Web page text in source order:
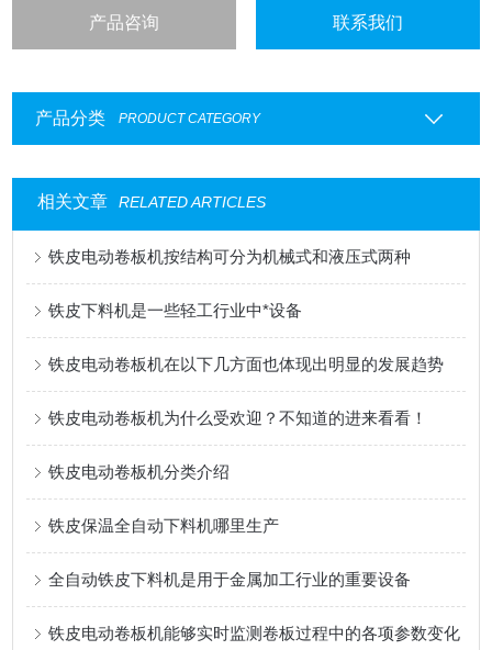
产品咨询 联系我们
产品分类 PRODUCT CATEGORY
相关文章 RELATED ARTICLES
铁皮电动卷板机按结构可分为机械式和液压式两种
铁皮下料机是一些轻工行业中*设备
铁皮电动卷板机在以下几方面也体现出明显的发展趋势
铁皮电动卷板机为什么受欢迎？不知道的进来看看！
铁皮电动卷板机分类介绍
铁皮保温全自动下料机哪里生产
全自动铁皮下料机是用于金属加工行业的重要设备
铁皮电动卷板机能够实时监测卷板过程中的各项参数变化